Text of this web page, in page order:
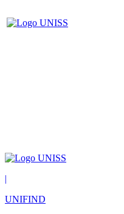
|
UNIFIND